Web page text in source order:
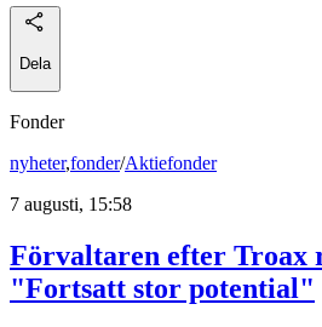
Dela
Fonder
nyheter,fonder/Aktiefonder
7 augusti, 15:58
Förvaltaren efter Troax
"Fortsatt stor potential"